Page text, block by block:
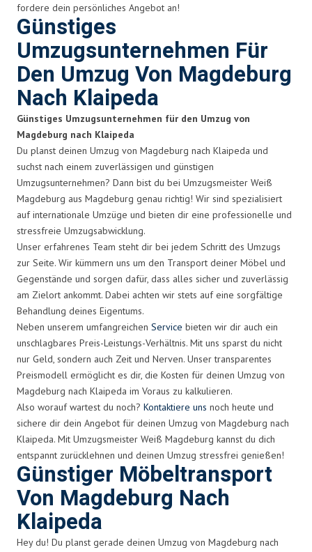
fordere dein persönliches Angebot an!
Günstiges
Umzugsunternehmen Für
Den Umzug Von Magdeburg
Nach Klaipeda
Günstiges Umzugsunternehmen für den Umzug von
Magdeburg nach Klaipeda
Du planst deinen Umzug von Magdeburg nach Klaipeda und
suchst nach einem zuverlässigen und günstigen
Umzugsunternehmen? Dann bist du bei Umzugsmeister Weiß
Magdeburg aus Magdeburg genau richtig! Wir sind spezialisiert
auf internationale Umzüge und bieten dir eine professionelle und
stressfreie Umzugsabwicklung.
Unser erfahrenes Team steht dir bei jedem Schritt des Umzugs
zur Seite. Wir kümmern uns um den Transport deiner Möbel und
Gegenstände und sorgen dafür, dass alles sicher und zuverlässig
am Zielort ankommt. Dabei achten wir stets auf eine sorgfältige
Behandlung deines Eigentums.
Neben unserem umfangreichen Service bieten wir dir auch ein
unschlagbares Preis-Leistungs-Verhältnis. Mit uns sparst du nicht
nur Geld, sondern auch Zeit und Nerven. Unser transparentes
Preismodell ermöglicht es dir, die Kosten für deinen Umzug von
Magdeburg nach Klaipeda im Voraus zu kalkulieren.
Also worauf wartest du noch? Kontaktiere uns noch heute und
sichere dir dein Angebot für deinen Umzug von Magdeburg nach
Klaipeda. Mit Umzugsmeister Weiß Magdeburg kannst du dich
entspannt zurücklehnen und deinen Umzug stressfrei genießen!
Günstiger Möbeltransport
Von Magdeburg Nach
Klaipeda
Hey du! Du planst gerade deinen Umzug von Magdeburg nach